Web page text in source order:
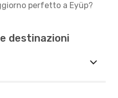
perfetto a Eyüp?
destinazioni